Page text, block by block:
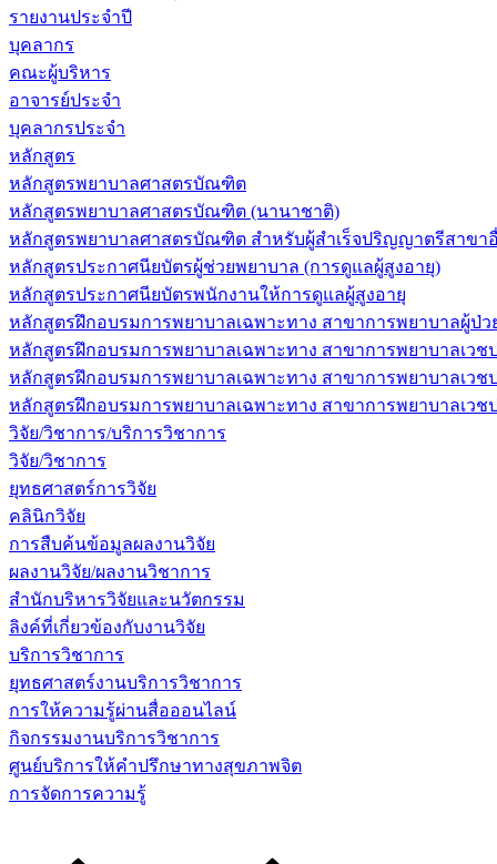
รายงานประจำปี
บุคลากร
คณะผู้บริหาร
อาจารย์ประจำ
บุคลากรประจำ
หลักสูตร
หลักสูตรพยาบาลศาสตรบัณฑิต
หลักสูตรพยาบาลศาสตรบัณฑิต (นานาชาติ)
หลักสูตรพยาบาลศาสตรบัณฑิต สำหรับผู้สำเร็จปริญญาตรีสาขา
หลักสูตรประกาศนียบัตรผู้ช่วยพยาบาล (การดูแลผู้สูงอายุ)
หลักสูตรประกาศนียบัตรพนักงานให้การดูแลผู้สูงอายุ
หลักสูตรฝึกอบรมการพยาบาลเฉพาะทาง สาขาการพยาบาลผู้ป่
หลักสูตรฝึกอบรมการพยาบาลเฉพาะทาง สาขาการพยาบาลเว
หลักสูตรฝึกอบรมการพยาบาลเฉพาะทาง สาขาการพยาบาลเวช
หลักสูตรฝึกอบรมการพยาบาลเฉพาะทาง สาขาการพยาบาลเวช
วิจัย/วิชาการ/บริการวิชาการ
วิจัย/วิชาการ
ยุทธศาสตร์การวิจัย
คลินิกวิจัย
การสืบค้นข้อมูลผลงานวิจัย
ผลงานวิจัย/ผลงานวิชาการ
สำนักบริหารวิจัยและนวัตกรรม
ลิงค์ที่เกี่ยวข้องกับงานวิจัย
บริการวิชาการ
ยุทธศาสตร์งานบริการวิชาการ
การให้ความรู้ผ่านสื่อออนไลน์
กิจกรรมงานบริการวิชาการ
ศูนย์บริการให้คำปรึกษาทางสุขภาพจิต
การจัดการความรู้